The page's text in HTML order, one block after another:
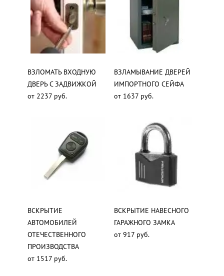
ВЗЛОМАТЬ ВХОДНУЮ
ДВЕРЬ С ЗАДВИЖКОЙ
от 2237 руб.
ВЗЛАМЫВАНИЕ ДВЕРЕЙ
ИМПОРТНОГО СЕЙФА
от 1637 руб.
ВСКРЫТИЕ
АВТОМОБИЛЕЙ
ОТЕЧЕСТВЕННОГО
ПРОИЗВОДСТВА
от 1517 руб.
ВСКРЫТИЕ НАВЕСНОГО
ГАРАЖНОГО ЗАМКА
от 917 руб.